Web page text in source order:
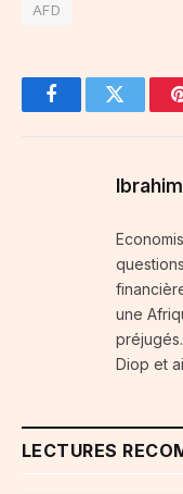
AFD
FacebookTwitter
une
Diop et
LECTURES